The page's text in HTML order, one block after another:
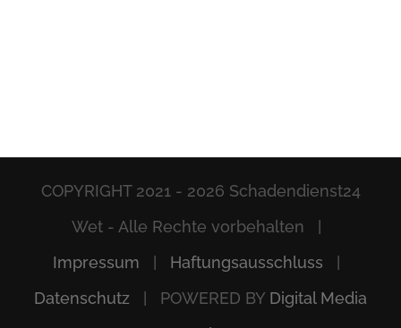
COPYRIGHT 2021 - 2026 Schadendienst24
Wet - Alle Rechte vorbehalten |
Impressum
Haftungsausschluss
Datenschutz | POWERED BY Digital Media